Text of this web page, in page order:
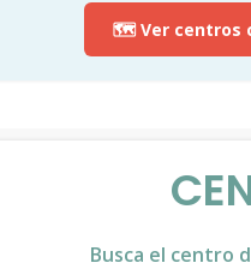
🗺️ Ver centros
Busca el centro